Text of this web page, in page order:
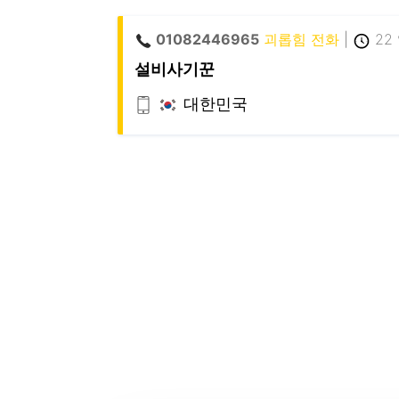
01082446965 괴롭힘 전화| 22
설비사기꾼
대한민국